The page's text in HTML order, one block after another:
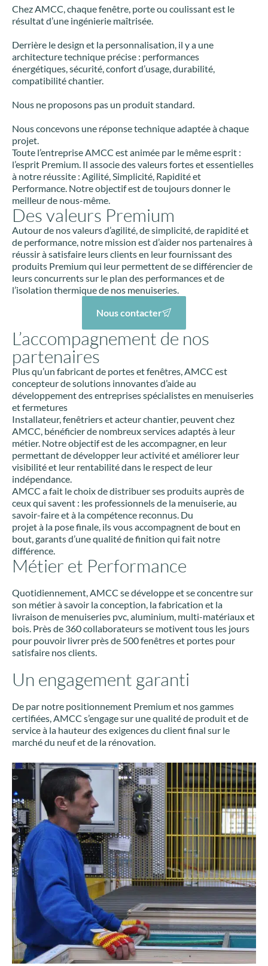
Chez AMCC, chaque fenêtre, porte ou coulissant est le
résultat d’une ingénierie maîtrisée.
Derrière le design et la personnalisation, il y a une
architecture technique précise : performances
énergétiques, sécurité, confort d’usage, durabilité,
compatibilité chantier.
Nous ne proposons pas un produit standard.
Nous concevons une réponse technique adaptée à chaque
projet.
Toute l’entreprise AMCC est animée par le même esprit :
l’esprit Premium. Il associe des valeurs fortes et essentielles
à notre réussite : Agilité, Simplicité, Rapidité et
Performance. Notre objectif est de toujours donner le
meilleur de nous-même.
Des valeurs Premium
Autour de nos valeurs d’agilité, de simplicité, de rapidité et
de performance, notre mission est d’aider nos partenaires à
réussir à satisfaire leurs clients en leur fournissant des
produits Premium qui leur permettent de se différencier de
leurs concurrents sur le plan des performances et de
l’isolation thermique de nos menuiseries.
Nous contacter
L’accompagnement de nos
partenaires
Plus qu’un fabricant de portes et fenêtres, AMCC est
concepteur de solutions innovantes d’aide au
développement des entreprises spécialistes en menuiseries
et fermetures
Installateur, fenêtriers et acteur chantier, peuvent chez
AMCC, bénéficier de nombreux services adaptés à leur
métier. Notre objectif est de les accompagner, en leur
permettant de développer leur activité et améliorer leur
visibilité et leur rentabilité dans le respect de leur
indépendance.
AMCC a fait le choix de distribuer ses produits auprès de
ceux qui savent : les professionnels de la menuiserie, au
savoir-faire et à la compétence reconnus. Du
projet à la pose finale, ils vous accompagnent de bout en
bout, garants d’une qualité de finition qui fait notre
différence.
Métier et Performance
Quotidiennement, AMCC se développe et se concentre sur
son métier à savoir la conception, la fabrication et la
livraison de menuiseries pvc, aluminium, multi-matériaux et
bois. Près de 360 collaborateurs se motivent tous les jours
pour pouvoir livrer près de 500 fenêtres et portes pour
satisfaire nos clients.
Un engagement garanti
De par notre positionnement Premium et nos gammes
certifiées, AMCC s’engage sur une qualité de produit et de
service à la hauteur des exigences du client final sur le
marché du neuf et de la rénovation.